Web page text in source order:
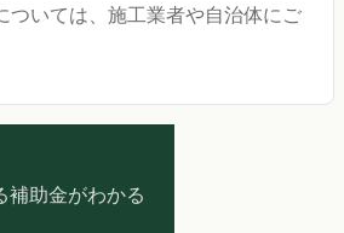
ついては、施工業者や自治体にご
補助金がわかる